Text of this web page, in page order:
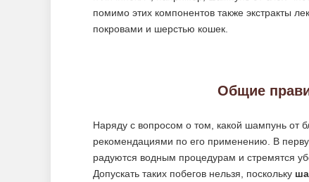
помимо этих компонентов также экстракты
покровами и шерстью кошек.
Общие
Наряду с вопросом о том, какой шампунь от
рекомендациями по его применению. В
радуются водным процедурам и стремятся
Допускать таких побегов нельзя, поскольку